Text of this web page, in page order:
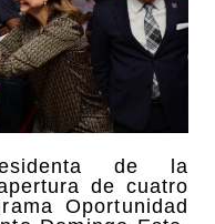
de la
de cuatro
Oportunidad